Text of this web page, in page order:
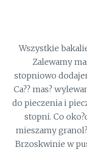
Wszystkie
Zalewamy
stopniowo
Ca?? mas?
do pieczenia i
stopni. Co
mieszamy
Brzoskwinie w